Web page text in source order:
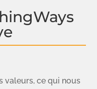
valeurs, ce qui nous